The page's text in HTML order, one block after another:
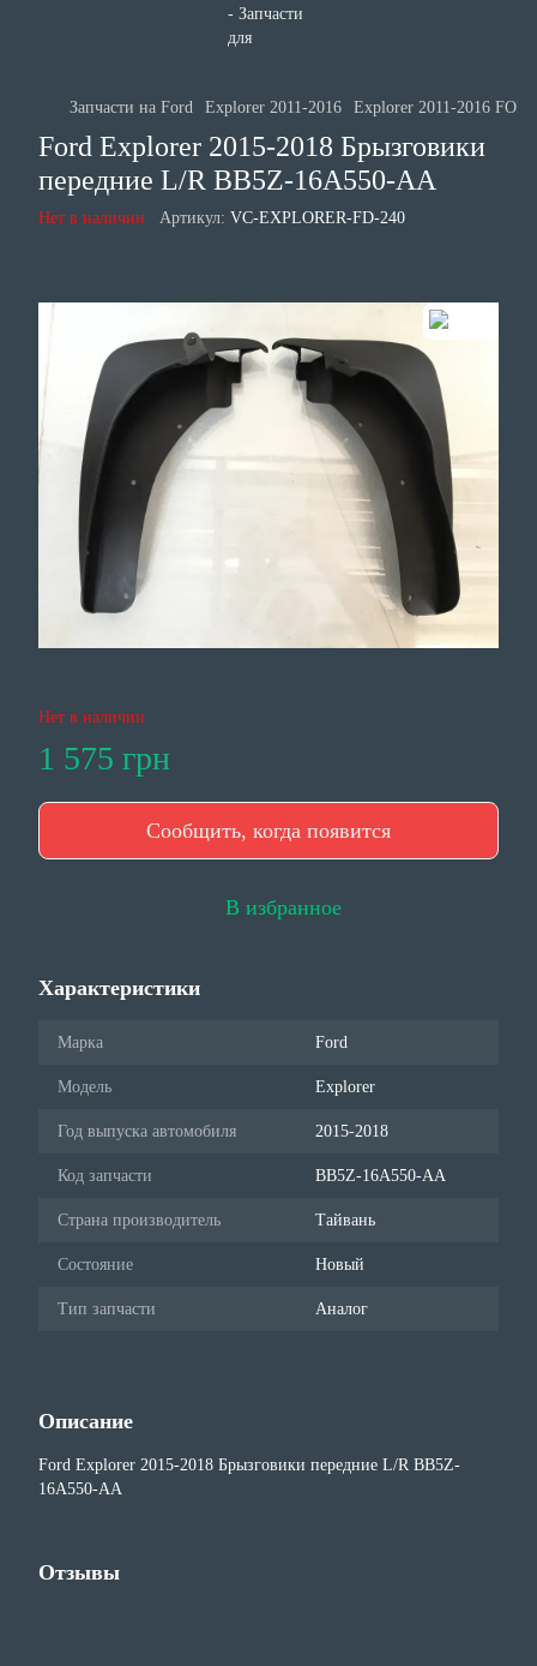
Запчасти на Ford Explorer 2011-2016 Explorer 2011-2016
Ford Explorer 2015-2018 Брызговики
передние L/R BB5Z-16A550-AA
Нет в наличии Артикул: VC-EXPLORER-FD-240
Нет в наличии
1 575 грн
Сообщить, когда появится
В избранное
Характеристики
Марка Ford
Модель Explorer
Год выпуска автомобиля 2015-2018
Код запчасти BB5Z-16A550-AA
Страна производитель Тайвань
Состояние Новый
Тип запчасти Аналог
Описание
Ford Explorer 2015-2018 Брызговики передние L/R BB5Z-
16A550-AA
Отзывы